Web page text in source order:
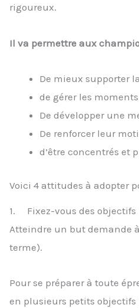
rigoureux.
Il va permettre aux
De mieux supporter
de gérer les
De développer une
De renforcer leur
d’être concentrés et
Voici 4 attitudes à adopter
1. Fixez-vous des objectifs
Atteindre un but demande
terme).
Pour se préparer à toute
en plusieurs petits objectifs